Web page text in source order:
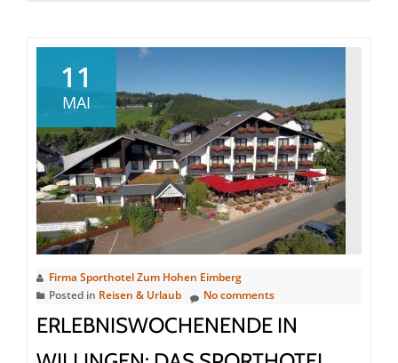
Europas
höchstem
Hochheidegebiet:
Hiken
und
biken
in
der
Ferienregion
Willingen
11
MAI
Firma Sporthotel Zum Hohen Eimberg
Posted in Reisen & Urlaub No comments
ERLEBNISWOCHENENDE IN